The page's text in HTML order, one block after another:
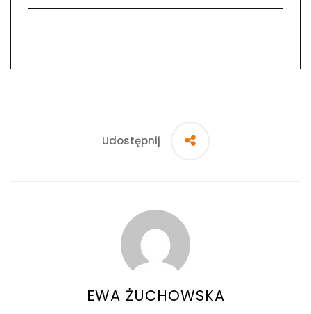
Udostępnij
EWA ŻUCHOWSKA